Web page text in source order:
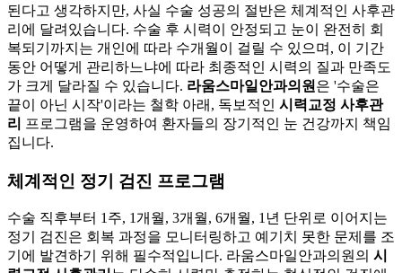
된다고 생각하지만, 사실 수술 성공의 절반은 체계적인 사후관
리에 달려있습니다. 수술 후 시력이 안정되고 눈이 완전히 회
복되기까지는 개인에 따라 수개월이 걸릴 수 있으며, 이 기간
동안 어떻게 관리하느냐에 따라 최종적인 시력의 질과 만족도
가 크게 달라질 수 있습니다. 라움스마일안과의원 은 '수술은
끝이 아닌 시작'이라는 철학 아래, 독보적인 시력교정 사후관
리 프로그램을 운영하여 환자들의 장기적인 눈 건강까지 책임
집니다.
체계적인 정기 검진 프로그램
수술 직후부터 1주, 1개월, 3개월, 6개월, 1년 단위로 이어지는
정기 검진은 회복 과정을 모니터링하고 예기치 못한 문제를 조
기에 발견하기 위해 필수적입니다. 라움스마일안과의원의 시